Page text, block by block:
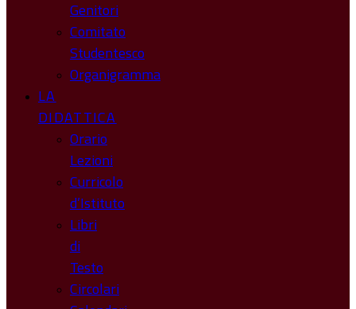
Genitori
Comitato
Studentesco
Organigramma
LA
DIDATTICA
Orario
Lezioni
Curricolo
d’Istituto
Libri
di
Testo
Circolari